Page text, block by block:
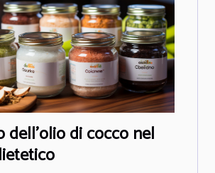
dell'olio di cocco nel